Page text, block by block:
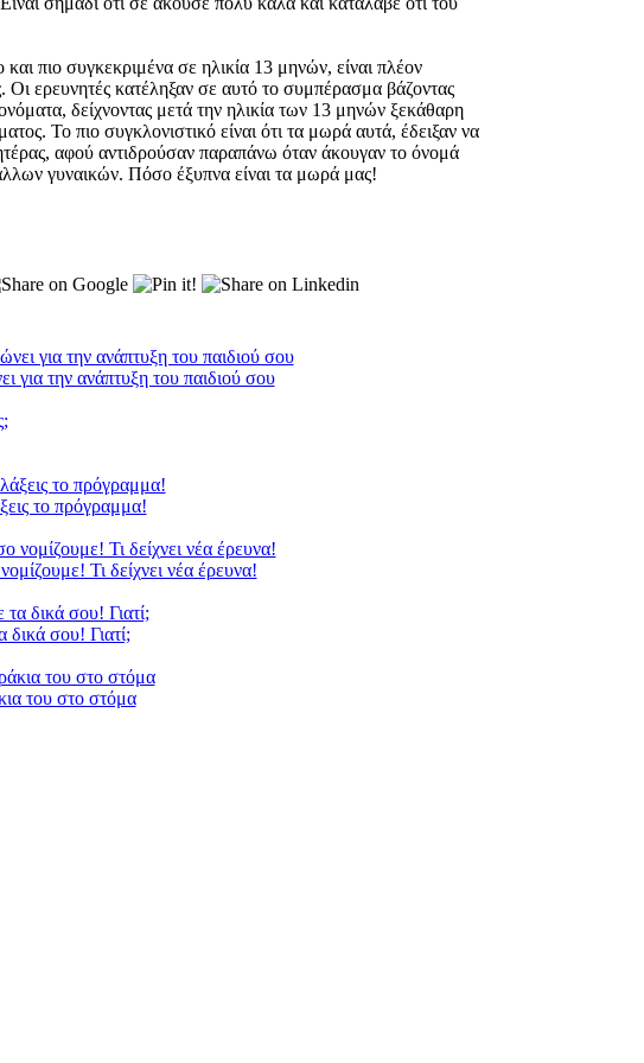
πιο συγκεκριμένα σε ηλικία 13 μηνών, είναι πλέον
Οι ερευνητές κατέληξαν σε αυτό το συμπέρασμα βάζοντας
δείχνοντας μετά την ηλικία των 13 μηνών ξεκάθαρη
Το πιο συγκλονιστικό είναι ότι τα μωρά αυτά, έδειξαν να
αφού αντιδρούσαν παραπάνω όταν άκουγαν το όνομά
γυναικών. Πόσο έξυπνα είναι τα μωρά μας!
για την ανάπτυξη του παιδιού σου
το πρόγραμμα!
Τι δείχνει νέα έρευνα!
σου! Γιατί;
του στο στόμα